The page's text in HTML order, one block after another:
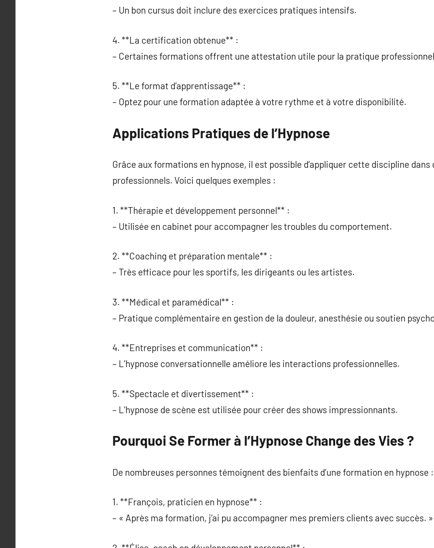
– Un bon cursus doit inclure des exercices pratiques intensifs.
4. **La certification obtenue** :
– Certaines formations offrent une attestation utile pour la pratique
5. **Le format d’apprentissage** :
– Optez pour une formation adaptée à votre rythme et à votre disponibilité.
Applications Pratiques de l’Hypnose
Grâce aux formations en hypnose, il est possible d’appliquer cette discipline
professionnels. Voici quelques exemples :
1. **Thérapie et développement personnel** :
– Utilisée en cabinet pour accompagner les troubles du comportement.
2. **Coaching et préparation mentale** :
– Très efficace pour les sportifs, les dirigeants ou les artistes.
3. **Médical et paramédical** :
– Pratique complémentaire en gestion de la douleur, anesthésie ou soutien
4. **Entreprises et communication** :
– L’hypnose conversationnelle améliore les interactions professionnelles.
5. **Spectacle et divertissement** :
– L’hypnose de scène est utilisée pour créer des shows impressionnants.
Pourquoi Se Former à l’Hypnose Change des Vies ?
De nombreuses personnes témoignent des bienfaits d’une formation en hypnose :
1. **François, praticien en hypnose** :
– « Après ma formation, j’ai pu accompagner mes premiers clients avec succès. »